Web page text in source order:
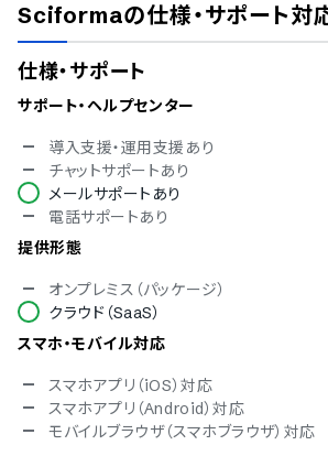
Sciformaの仕様・サポート対
仕様・サポート
サポート・ヘルプセンター
導入支援・運用支援あり
チャットサポートあり
メールサポートあり
電話サポートあり
提供形態
オンプレミス（パッケージ）
クラウド（SaaS）
スマホ・モバイル対応
スマホアプリ（iOS）対応
スマホアプリ（Android）対応
モバイルブラウザ（スマホブラウザ）対応